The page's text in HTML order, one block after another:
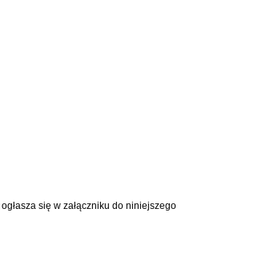
ogłasza się w załączniku do niniejszego